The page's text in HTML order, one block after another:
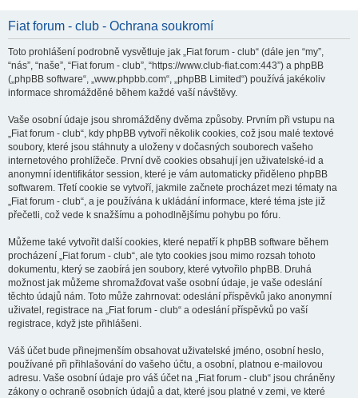
Fiat forum - club - Ochrana soukromí
Toto prohlášení podrobně vysvětluje jak „Fiat forum - club“ (dále jen “my”,
“nás”, “naše”, “Fiat forum - club”, “https://www.club-fiat.com:443”) a phpBB
(„phpBB software“, „www.phpbb.com“, „phpBB Limited“) používá jakékoliv
informace shromážděné během každé vaší návštěvy.
Vaše osobní údaje jsou shromážděny dvěma způsoby. Prvním při vstupu na
„Fiat forum - club“, kdy phpBB vytvoří několik cookies, což jsou malé textové
soubory, které jsou stáhnuty a uloženy v dočasných souborech vašeho
internetového prohlížeče. První dvě cookies obsahují jen uživatelské-id a
anonymní identifikátor session, které je vám automaticky přiděleno phpBB
softwarem. Třetí cookie se vytvoří, jakmile začnete procházet mezi tématy na
„Fiat forum - club“, a je používána k ukládání informace, které téma jste již
přečetli, což vede k snažšímu a pohodlnějšímu pohybu po fóru.
Můžeme také vytvořit další cookies, které nepatří k phpBB software během
procházení „Fiat forum - club“, ale tyto cookies jsou mimo rozsah tohoto
dokumentu, který se zaobírá jen soubory, které vytvořilo phpBB. Druhá
možnost jak můžeme shromažďovat vaše osobní údaje, je vaše odeslání
těchto údajů nám. Toto může zahrnovat: odeslání příspěvků jako anonymní
uživatel, registrace na „Fiat forum - club“ a odeslání příspěvků po vaší
registrace, když jste přihlášeni.
Váš účet bude přinejmenším obsahovat uživatelské jméno, osobní heslo,
používané při přihlašování do vašeho účtu, a osobní, platnou e-mailovou
adresu. Vaše osobní údaje pro váš účet na „Fiat forum - club“ jsou chráněny
zákony o ochraně osobních údajů a dat, které jsou platné v zemi, ve které